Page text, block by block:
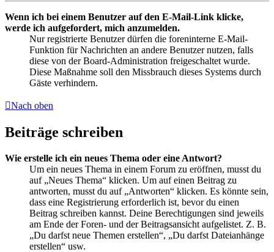
Wenn ich bei einem Benutzer auf den E-Mail-Link klicke,
werde ich aufgefordert, mich anzumelden.
Nur registrierte Benutzer dürfen die foreninterne E-Mail-
Funktion für Nachrichten an andere Benutzer nutzen, falls
diese von der Board-Administration freigeschaltet wurde.
Diese Maßnahme soll den Missbrauch dieses Systems durch
Gäste verhindern.
Nach oben
Beiträge schreiben
Wie erstelle ich ein neues Thema oder eine Antwort?
Um ein neues Thema in einem Forum zu eröffnen, musst du
auf „Neues Thema“ klicken. Um auf einen Beitrag zu
antworten, musst du auf „Antworten“ klicken. Es könnte sein,
dass eine Registrierung erforderlich ist, bevor du einen
Beitrag schreiben kannst. Deine Berechtigungen sind jeweils
am Ende der Foren- und der Beitragsansicht aufgelistet. Z. B.
„Du darfst neue Themen erstellen“, „Du darfst Dateianhänge
erstellen“ usw.